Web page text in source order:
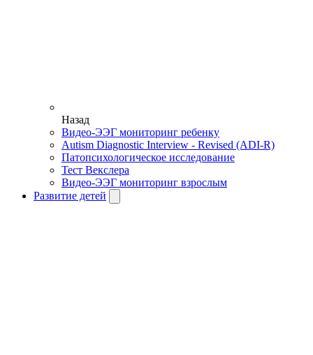
Назад
Видео-ЭЭГ мониторинг ребенку
Autism Diagnostic Interview - Revised (ADI-R)
Патопсихологическое исследование
Тест Векслера
Видео-ЭЭГ мониторинг взрослым
Развитие детей